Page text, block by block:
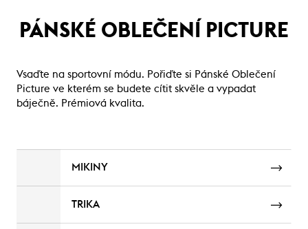
PÁNSKÉ OBLEČENÍ PICTURE
Vsaďte na sportovní módu. Pořiďte si Pánské Oblečení
Picture ve kterém se budete cítit skvěle a vypadat
báječně. Prémiová kvalita.
MIKINY
TRIKA